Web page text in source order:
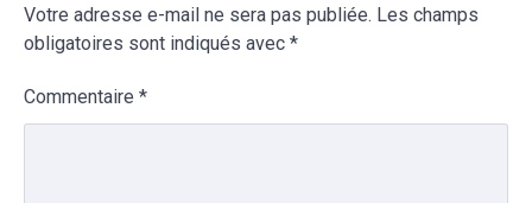
Votre adresse e-mail ne sera pas publiée. Les champs
obligatoires sont indiqués avec *
Commentaire *